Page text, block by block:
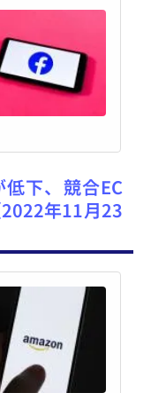
下、競合EC
年11月23